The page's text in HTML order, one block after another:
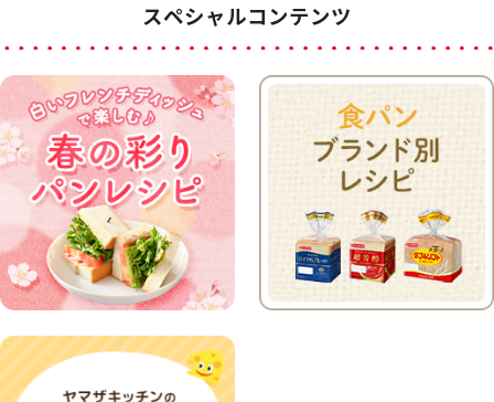
スペシャルコンテンツ